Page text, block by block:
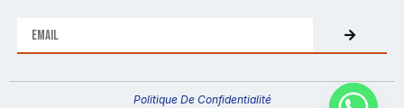
Politique De Confidentialité